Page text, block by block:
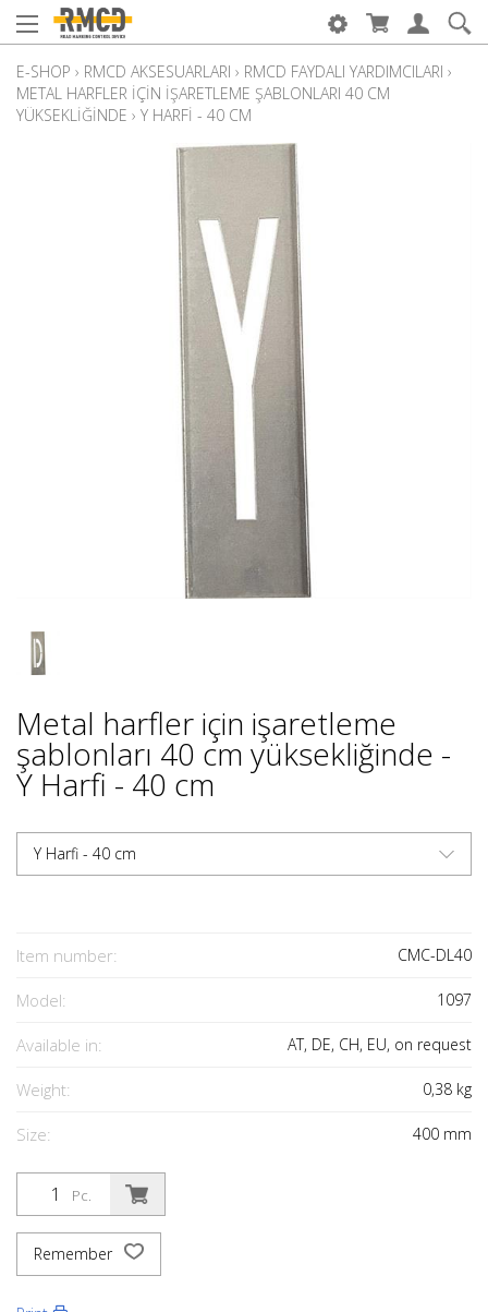
E-SHOP › RMCD AKSESUARLARI › RMCD FAYDALI YARDIMCILARI ›
METAL HARFLER IÇIN IŞARETLEME ŞABLONLARI 40 CM
YÜKSEKLIĞINDE › Y HARFI - 40 CM
Metal harfler için işaretleme
şablonları 40 cm yüksekliğinde -
Y Harfi - 40 cm
Y Harfi - 40 cm
Item number: CMC-DL40
Model: 1097
Available in: AT, DE, CH, EU, on request
Weight: 0,38 kg
Size: 400 mm
Pc.
Remember